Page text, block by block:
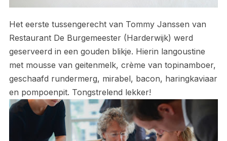
Het eerste tussengerecht van Tommy Janssen van
Restaurant De Burgemeester (Harderwijk) werd
geserveerd in een gouden blikje. Hierin langoustine
met mousse van geitenmelk, crème van topinamboer,
geschaafd rundermerg, mirabel, bacon, haringkaviaar
en pompoenpit. Tongstrelend lekker!